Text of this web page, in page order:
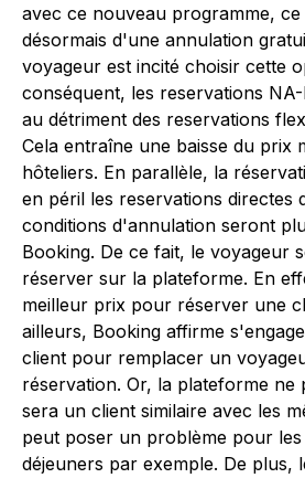
avec ce nouveau programme,
désormais d'une annulation
voyageur est incité choisir cette
conséquent, les reservations
au détriment des reservations
Cela entraîne une baisse du prix
hôteliers. En parallèle, la
en péril les reservations directes
conditions d'annulation seront
Booking. De ce fait, le voyageur
réserver sur la plateforme. En
meilleur prix pour réserver une
ailleurs, Booking affirme
client pour remplacer un
réservation. Or, la plateforme ne
sera un client similaire avec les
peut poser un problème pour
déjeuners par exemple. De plus,